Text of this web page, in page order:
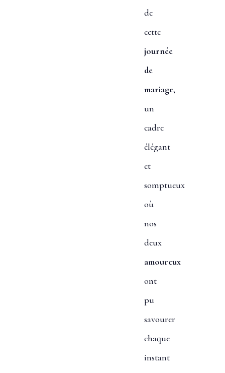
de
cette
journée
de
mariage,
un
cadre
élégant
et
somptueux
où
nos
deux
amoureux
ont
pu
savourer
chaque
instant